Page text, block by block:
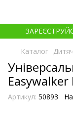
Каталог
Easywalker
Артикул: 50893